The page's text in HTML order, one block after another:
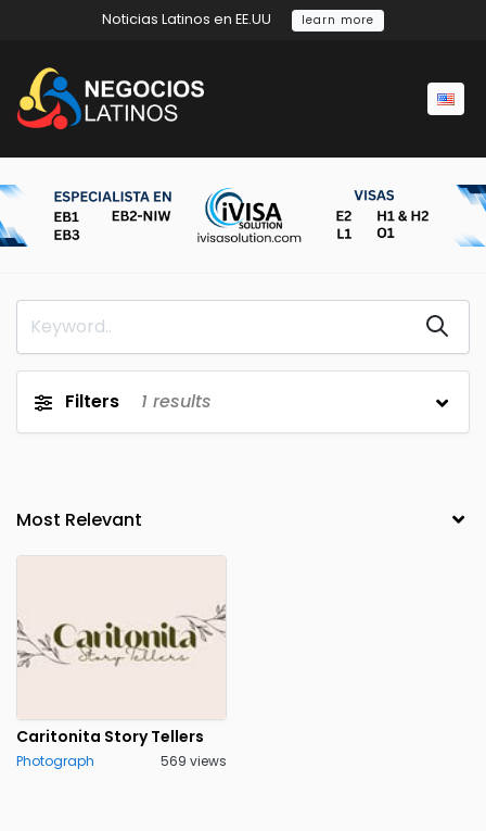
Noticias Latinos en EE.UU learn more
Filters 1 results
Caritonita Story Tellers
Photograph 569 views